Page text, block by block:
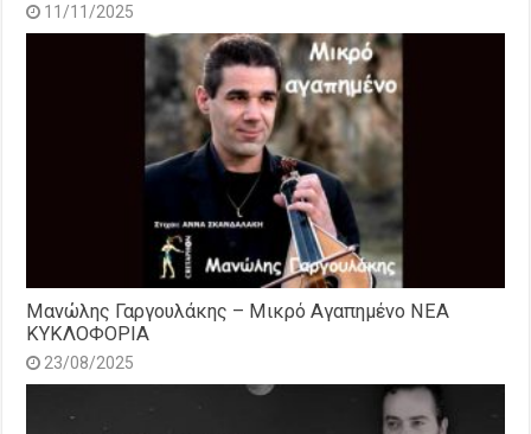
11/11/2025
Μανώλης Γαργουλάκης – Μικρό Αγαπημένο NEΑ
ΚΥΚΛΟΦΟΡΙΑ
23/08/2025